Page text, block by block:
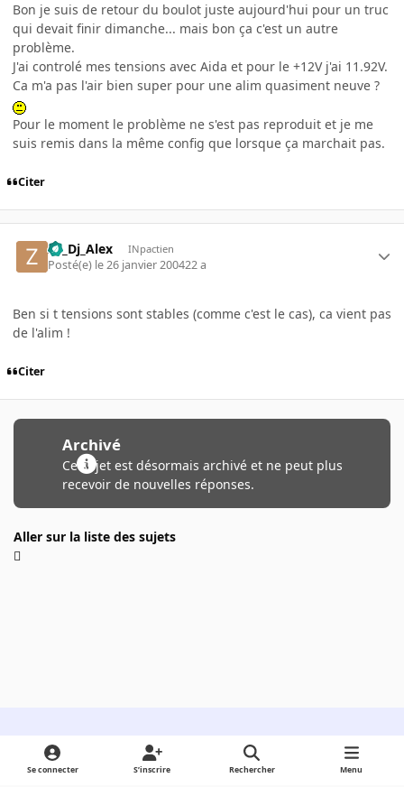
Bon je suis de retour du boulot juste aujourd'hui pour un truc
qui devait finir dimanche... mais bon ça c'est un autre
problème.
J'ai controlé mes tensions avec Aida et pour le +12V j'ai 11.92V.
Ca m'a pas l'air bien super pour une alim quasiment neuve ?
Pour le moment le problème ne s'est pas reproduit et je me
suis remis dans la même config que lorsque ça marchait pas.
Citer
Ze_Dj_Alex INpactien
Posté(e) le 26 janvier 200422 a
Ben si t tensions sont stables (comme c'est le cas), ca vient pas
de l'alim !
Citer
Archivé
Ce sujet est désormais archivé et ne peut plus
recevoir de nouvelles réponses.
Aller sur la liste des sujets
Light ModeDark ModeSystem Preference
Se connecter S’inscrire Rechercher Menu